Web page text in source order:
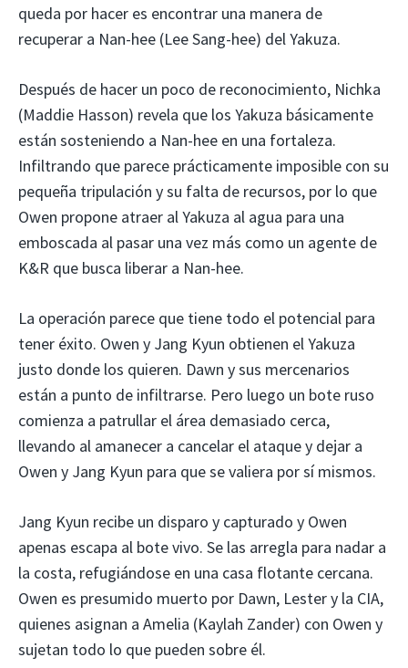
queda por hacer es encontrar una manera de
recuperar a Nan-hee (Lee Sang-hee) del Yakuza.
Después de hacer un poco de reconocimiento, Nichka
(Maddie Hasson) revela que los Yakuza básicamente
están sosteniendo a Nan-hee en una fortaleza.
Infiltrando que parece prácticamente imposible con su
pequeña tripulación y su falta de recursos, por lo que
Owen propone atraer al Yakuza al agua para una
emboscada al pasar una vez más como un agente de
K&R que busca liberar a Nan-hee.
La operación parece que tiene todo el potencial para
tener éxito. Owen y Jang Kyun obtienen el Yakuza
justo donde los quieren. Dawn y sus mercenarios
están a punto de infiltrarse. Pero luego un bote ruso
comienza a patrullar el área demasiado cerca,
llevando al amanecer a cancelar el ataque y dejar a
Owen y Jang Kyun para que se valiera por sí mismos.
Jang Kyun recibe un disparo y capturado y Owen
apenas escapa al bote vivo. Se las arregla para nadar a
la costa, refugiándose en una casa flotante cercana.
Owen es presumido muerto por Dawn, Lester y la CIA,
quienes asignan a Amelia (Kaylah Zander) con Owen y
sujetan todo lo que pueden sobre él.